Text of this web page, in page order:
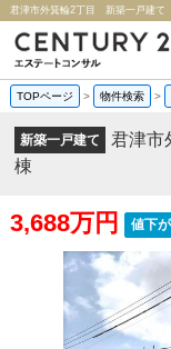
TOPページ > 物件検索 >
新築一戸建て
君津
棟
3,688万円 値下